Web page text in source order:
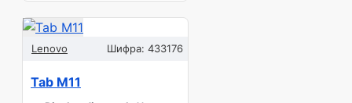
Lenovo Шифра: 433176
Tab M11